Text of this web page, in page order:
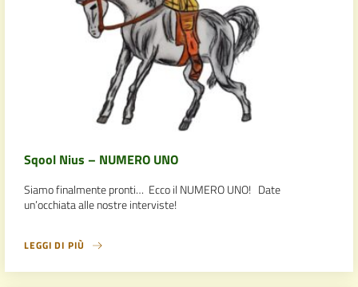
Sqool Nius – NUMERO UNO
Siamo finalmente pronti… Ecco il NUMERO UNO! Date
un’occhiata alle nostre interviste!
LEGGI DI PIÙ